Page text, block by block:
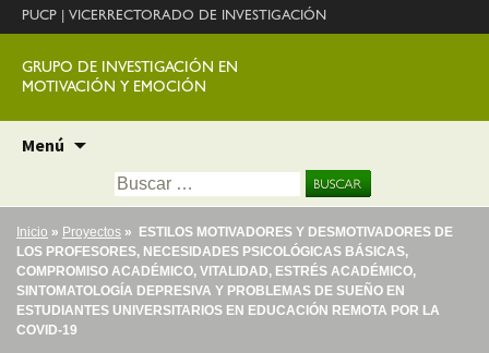
PUCP VICERRECTORADO DE INVESTIGACIÓN
GRUPO DE INVESTIGACIÓN EN
MOTIVACIÓN Y EMOCIÓN
Menú
contenido
Buscar:
Inicio » Proyectos » ESTILOS MOTIVADORES Y DESMOTIVADORES DE
LOS PROFESORES, NECESIDADES PSICOLÓGICAS BÁSICAS,
COMPROMISO ACADÉMICO, VITALIDAD, ESTRÉS ACADÉMICO,
SINTOMATOLOGÍA DEPRESIVA Y PROBLEMAS DE SUEÑO EN
ESTUDIANTES UNIVERSITARIOS EN EDUCACIÓN REMOTA POR LA
COVID-19